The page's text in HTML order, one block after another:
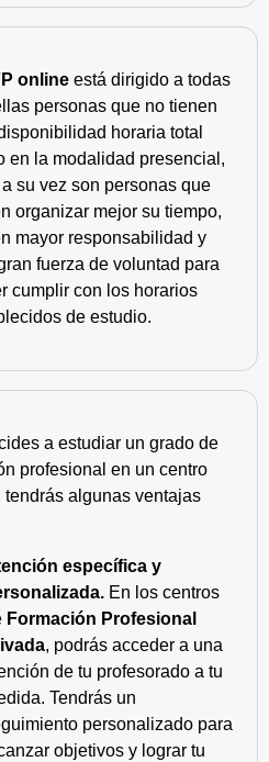
online está dirigido a todas
personas que no tienen
horaria total
en la modalidad presencial,
su vez son personas que
organizar mejor su tiempo,
mayor responsabilidad y
fuerza de voluntad para
cumplir con los horarios
de estudio.
a estudiar un grado de
profesional en un centro
tendrás algunas ventajas
específica y
En los centros
Formación Profesional
, podrás acceder a una
de tu profesorado a tu
Tendrás un
personalizado para
objetivos y lograr tu